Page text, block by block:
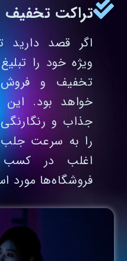
تراکت
اگر قصد دارید
ویژه خود را
تخفیف و فروش
خواهد بود. این
جذاب و
را به سرعت جلب
اغلب در
فروشگاه‌ها مورد